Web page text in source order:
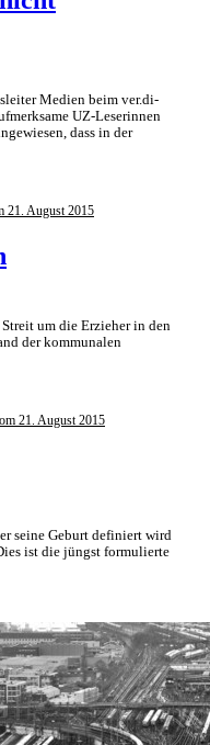
Medien beim ver.di-
UZ-Leserinnen
dass in der
21. August 2015
um die Erzieher in den
der kommunalen
21. August 2015
seine Geburt definiert wird
ist die jüngst formulierte